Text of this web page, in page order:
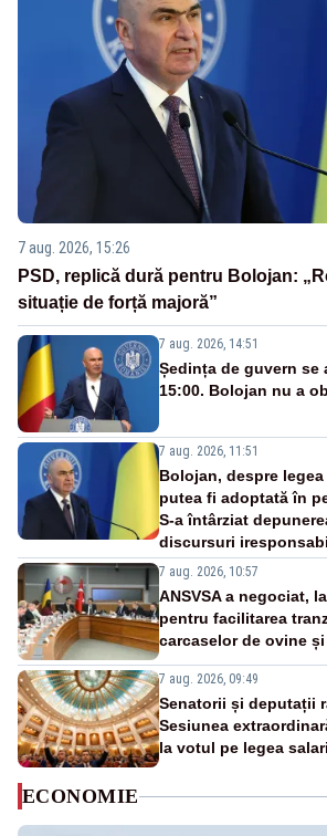
7 aug. 2026, 15:26
PSD, replică dură pentru Bolojan:
situație de forță majoră”
7 aug. 2026, 14:51
Ședința de guvern se
15:00. Bolojan nu a
7 aug. 2026, 11:51
Bolojan, despre
putea fi adoptată în
S-a întârziat
discursuri
7 aug. 2026, 10:57
ANSVSA a negociat,
pentru facilitarea
carcaselor de ovine
7 aug. 2026, 09:49
Senatorii și deputații
Sesiunea
la votul pe legea
ECONOMIE